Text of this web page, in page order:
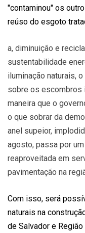
"contaminou" os
reúso do esgoto
a, diminuição e
sustentabilidade
iluminação naturais,
sobre os escombros
maneira que o
o que sobrar da
anel supeior,
agosto, passa por
reaproveitada em
pavimentação na
Com isso, será
naturais na
de Salvador e